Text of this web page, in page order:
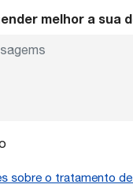
melhor a sua
sobre o tratamento